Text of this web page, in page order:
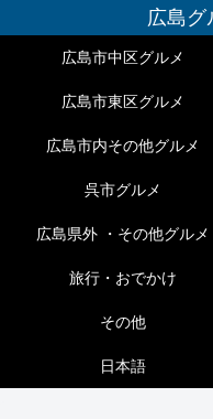
広島グ
広島市中区グルメ
広島市東区グルメ
広島市内その他グルメ
呉市グルメ
広島県外 ・その他グルメ
旅行・おでかけ
その他
日本語